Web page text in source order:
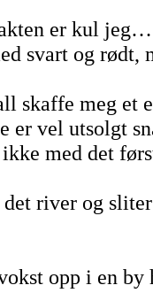
er kul jeg…
svart og rødt,
skaffe meg et
er vel utsolgt
med det
det river og
opp i en